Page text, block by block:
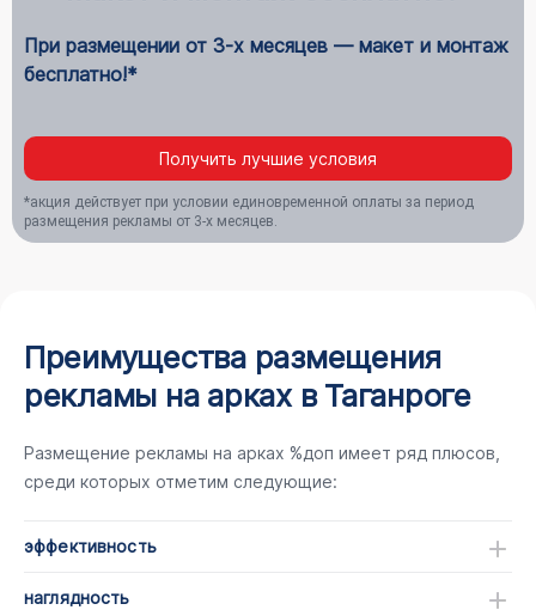
При размещении от 3-х месяцев — макет и монтаж
бесплатно!*
Получить лучшие условия
*акция действует при условии единовременной оплаты за период
размещения рекламы от 3-х месяцев.
Преимущества размещения
рекламы на арках в Таганроге
Размещение рекламы на арках %доп имеет ряд плюсов,
среди которых отметим следующие:
эффективность
наглядность